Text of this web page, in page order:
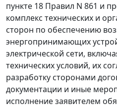
пункте 18 Правил N 861 и
комплекс технических и
сторон по обеспечению
энергопринимающих
электрической сети,
технических условий, их
разработку сторонами
документации и иные
исполнение заявителем